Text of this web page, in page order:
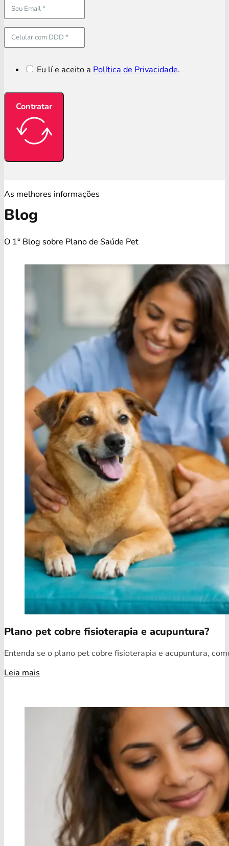
Eu lí e aceito a Política de Privacidade.
Contratar
As melhores informações
Blog
O 1° Blog sobre Plano de Saúde Pet
Plano pet cobre fisioterapia e acupuntura?
Entenda se o plano pet cobre fisioterapia e acupuntura,
Leia mais